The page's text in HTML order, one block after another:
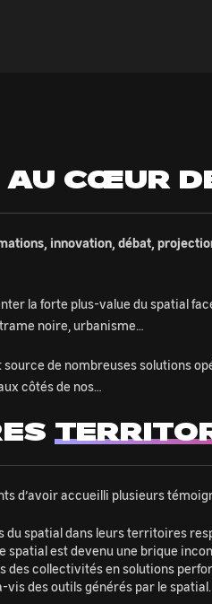
CŒUR
innovation, débat,
la forte plus-value du spatial
noire, urbanisme…
source de nombreuses solutions
côtés de nos…
d’avoir accueilli plusieurs
du spatial dans leurs territoires
spatial est devenu une brique
des collectivités en solutions
des outils générés par le spatial.